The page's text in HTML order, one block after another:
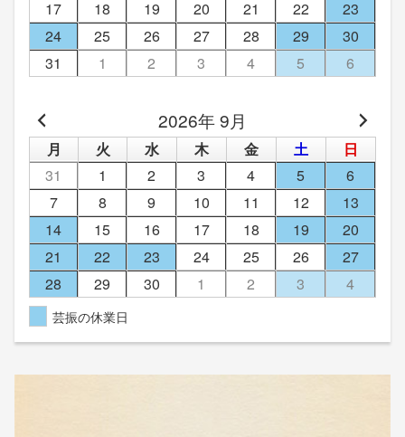
17
18 19 20 21 22
23
24
25 26 27 28 29
30
31
1 2 3 4 5 6
2026年 9月
月 火 水 木 金 土
日
31
1 2 3 4 5
6
7
8 9 10 11 12
13
14
15 16 17 18 19
20
21
22 23 24 25 26
27
28
29 30 1 2 3 4
芸振の休業日